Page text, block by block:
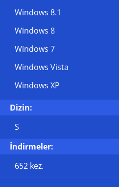
Windows 8.1
Windows 8
Windows 7
Windows Vista
Windows XP
Dizin:
S
İndirmeler:
652 kez.